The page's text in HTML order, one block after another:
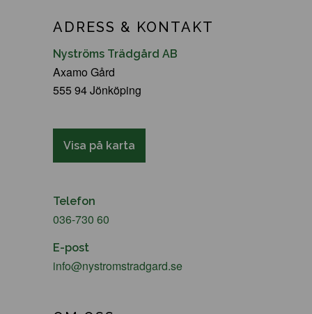
ADRESS & KONTAKT
Nyströms Trädgård AB
Axamo Gård
555 94 Jönköping
Visa på karta
Telefon
036-730 60
E-post
info@nystromstradgard.se